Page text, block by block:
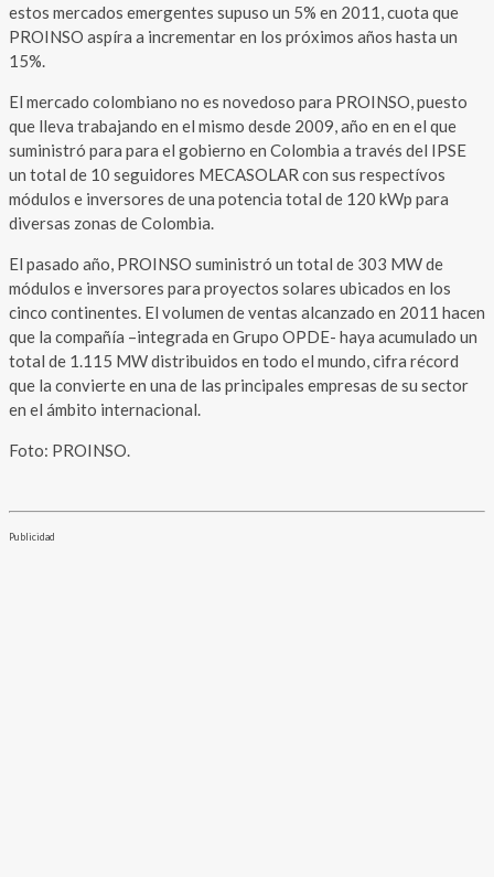
estos mercados emergentes supuso un 5% en 2011, cuota que
PROINSO aspíra a incrementar en los próximos años hasta un
15%.
El mercado colombiano no es novedoso para PROINSO, puesto
que lleva trabajando en el mismo desde 2009, año en en el que
suministró para para el gobierno en Colombia a través del IPSE
un total de 10 seguidores MECASOLAR con sus respectívos
módulos e inversores de una potencia total de 120 kWp para
diversas zonas de Colombia.
El pasado año, PROINSO suministró un total de 303 MW de
módulos e inversores para proyectos solares ubicados en los
cinco continentes. El volumen de ventas alcanzado en 2011 hacen
que la compañía –integrada en Grupo OPDE- haya acumulado un
total de 1.115 MW distribuidos en todo el mundo, cifra récord
que la convierte en una de las principales empresas de su sector
en el ámbito internacional.
Foto: PROINSO.
Publicidad